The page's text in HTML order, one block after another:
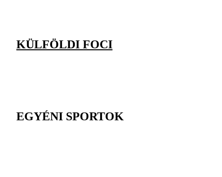
KÜLFÖLDI FOCI
EGYÉNI SPORTOK